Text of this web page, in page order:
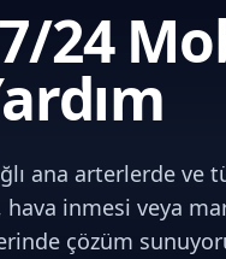
24
ana arterlerde ve
inmesi veya
çözüm